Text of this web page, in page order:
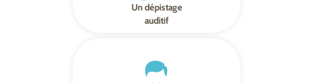
Un dépistage
auditif